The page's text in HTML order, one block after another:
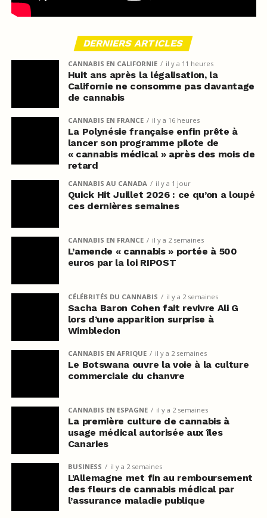
DERNIERS ARTICLES
CANNABIS EN CALIFORNIE il y a 11 heures
Huit ans après la légalisation, la
Californie ne consomme pas davantage
de cannabis
CANNABIS EN FRANCE il y a 16 heures
La Polynésie française enfin prête à
lancer son programme pilote de
« cannabis médical » après des mois de
retard
CANNABIS AU CANADA il y a 1 jour
Quick Hit Juillet 2026 : ce qu’on a loupé
ces dernières semaines
CANNABIS EN FRANCE il y a 2 semaines
L’amende « cannabis » portée à 500
euros par la loi RIPOST
CÉLÉBRITÉS DU CANNABIS il y a 2 semaines
Sacha Baron Cohen fait revivre Ali G
lors d’une apparition surprise à
Wimbledon
CANNABIS EN AFRIQUE il y a 2 semaines
Le Botswana ouvre la voie à la culture
commerciale du chanvre
CANNABIS EN ESPAGNE il y a 2 semaines
La première culture de cannabis à
usage médical autorisée aux îles
Canaries
BUSINESS il y a 2 semaines
L’Allemagne met fin au remboursement
des fleurs de cannabis médical par
l’assurance maladie publique